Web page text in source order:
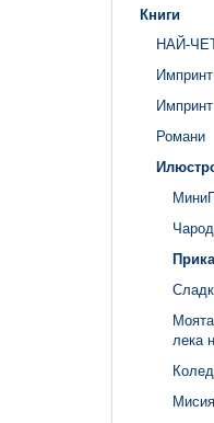
Книги
НАЙ-
Романи
лека